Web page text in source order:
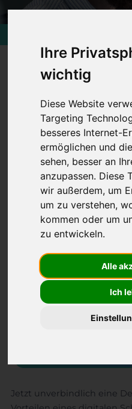
Ihre
wichtig
Diese Website
Targeting
besseres Internet-
ermöglichen und
sehen, besser an
anzupassen. Diese
wir außerdem, um
um zu verstehen,
kommen oder um
zu entwickeln.
Alle
Ich
Digitale
Mit der
jetzt alle von Ihnen
übermitteln. Wir
Prozess entwickelt,
funktioniert. Ohne
Zeit. Schauen Sie
Schritten zur
Jetzt unverbindlich eine